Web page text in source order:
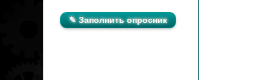
✎ Заполнить опросник